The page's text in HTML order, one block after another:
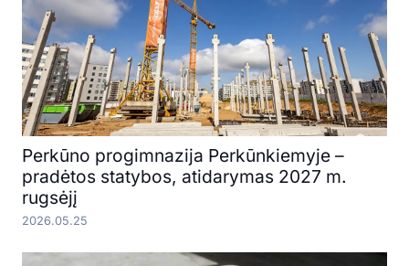
Perkūno progimnazija Perkūnkiemyje –
pradėtos statybos, atidarymas 2027 m.
rugsėjį
2026.05.25